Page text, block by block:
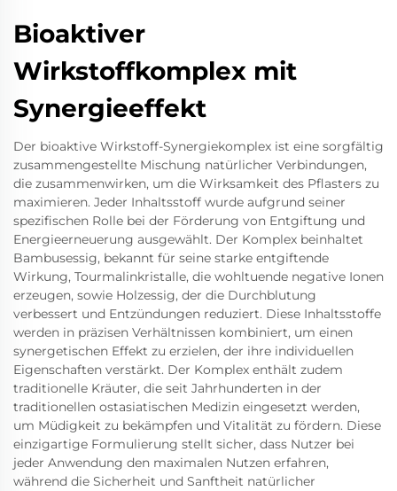
Bioaktiver
Wirkstoffkomplex mit
Synergieeffekt
Der bioaktive Wirkstoff-Synergiekomplex ist eine sorgfältig
zusammengestellte Mischung natürlicher Verbindungen,
die zusammenwirken, um die Wirksamkeit des Pflasters zu
maximieren. Jeder Inhaltsstoff wurde aufgrund seiner
spezifischen Rolle bei der Förderung von Entgiftung und
Energieerneuerung ausgewählt. Der Komplex beinhaltet
Bambusessig, bekannt für seine starke entgiftende
Wirkung, Tourmalinkristalle, die wohltuende negative Ionen
erzeugen, sowie Holzessig, der die Durchblutung
verbessert und Entzündungen reduziert. Diese Inhaltsstoffe
werden in präzisen Verhältnissen kombiniert, um einen
synergetischen Effekt zu erzielen, der ihre individuellen
Eigenschaften verstärkt. Der Komplex enthält zudem
traditionelle Kräuter, die seit Jahrhunderten in der
traditionellen ostasiatischen Medizin eingesetzt werden,
um Müdigkeit zu bekämpfen und Vitalität zu fördern. Diese
einzigartige Formulierung stellt sicher, dass Nutzer bei
jeder Anwendung den maximalen Nutzen erfahren,
während die Sicherheit und Sanftheit natürlicher